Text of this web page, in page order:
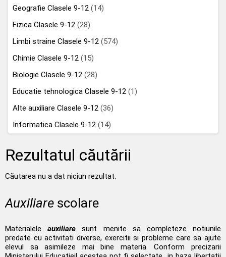
Geografie Clasele 9-12 (14)
Fizica Clasele 9-12 (28)
Limbi straine Clasele 9-12 (574)
Chimie Clasele 9-12 (15)
Biologie Clasele 9-12 (28)
Educatie tehnologica Clasele 9-12 (1)
Alte auxiliare Clasele 9-12 (36)
Informatica Clasele 9-12 (14)
Rezultatul căutării
Căutarea nu a dat niciun rezultat.
Auxiliare scolare
Materialeleauxiliare sunt menite sa completeze notiunile
predate cu activitati diverse, exercitii si probleme care sa ajute
elevul sa asimileze mai bine materia. Conform precizarii